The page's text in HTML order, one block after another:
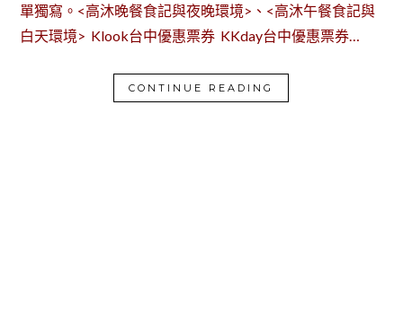
單獨寫。<高沐晚餐食記與夜晚環境>、<高沐午餐食記與
白天環境> Klook台中優惠票券 KKday台中優惠票券…
CONTINUE READING